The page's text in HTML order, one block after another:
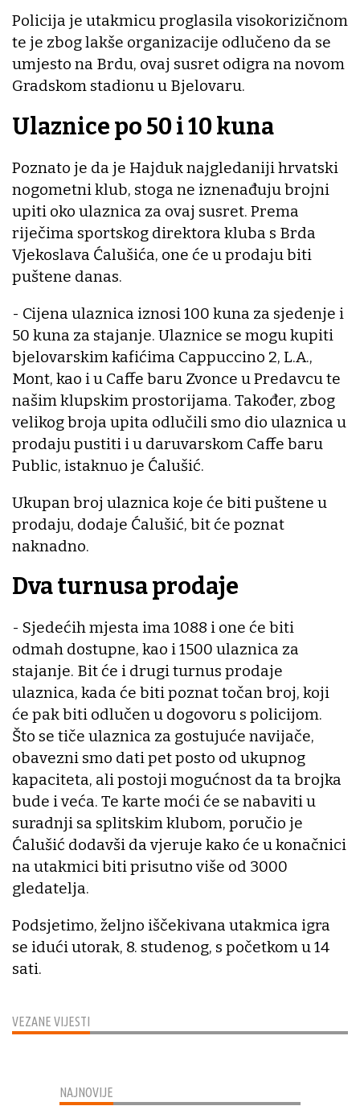
VEZANE VIJESTI
Policija je utakmicu proglasila visokorizičnom
te je zbog lakše organizacije odlučeno da se
umjesto na Brdu, ovaj susret odigra na novom
Gradskom stadionu u Bjelovaru.
Ulaznice po 50 i 10 kuna
Poznato je da je Hajduk najgledaniji hrvatski
nogometni klub, stoga ne iznenađuju brojni
upiti oko ulaznica za ovaj susret. Prema
riječima sportskog direktora kluba s Brda
Vjekoslava Ćalušića, one će u prodaju biti
puštene danas.
- Cijena ulaznica iznosi 100 kuna za sjedenje i
50 kuna za stajanje. Ulaznice se mogu kupiti
bjelovarskim kafićima Cappuccino 2, L.A.,
Mont, kao i u Caffe baru Zvonce u Predavcu te
našim klupskim prostorijama. Također, zbog
velikog broja upita odlučili smo dio ulaznica u
prodaju pustiti i u daruvarskom Caffe baru
Public, istaknuo je Ćalušić.
Ukupan broj ulaznica koje će biti puštene u
prodaju, dodaje Ćalušić, bit će poznat
naknadno.
Dva turnusa prodaje
- Sjedećih mjesta ima 1088 i one će biti
odmah dostupne, kao i 1500 ulaznica za
stajanje. Bit će i drugi turnus prodaje
ulaznica, kada će biti poznat točan broj, koji
će pak biti odlučen u dogovoru s policijom.
Što se tiče ulaznica za gostujuće navijače,
obavezni smo dati pet posto od ukupnog
kapaciteta, ali postoji mogućnost da ta brojka
bude i veća. Te karte moći će se nabaviti u
suradnji sa splitskim klubom, poručio je
Ćalušić dodavši da vjeruje kako će u konačnici
na utakmici biti prisutno više od 3000
gledatelja.
Podsjetimo, željno iščekivana utakmica igra
se idući utorak, 8. studenog, s početkom u 14
sati.
NAJNOVIJE